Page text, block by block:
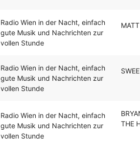
Radio Wien in der Nacht, einfach
gute Musik und Nachrichten zur
vollen Stunde
Radio Wien in der Nacht, einfach
gute Musik und Nachrichten zur
vollen Stunde
Radio Wien in der Nacht, einfach
gute Musik und Nachrichten zur
vollen Stunde
THE